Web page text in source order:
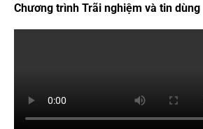
Chương trình Trãi nghiệm và tin dùng